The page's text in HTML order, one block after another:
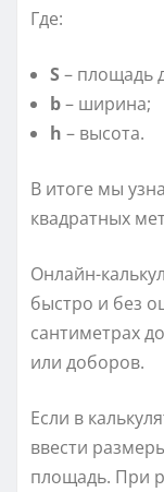
Где:
S – площадь
b– ширина;
h – высота.
В итоге мы
квадратных
Онлайн-
быстро и без
сантиметрах
или доборов.
Если в
ввести
площадь. При